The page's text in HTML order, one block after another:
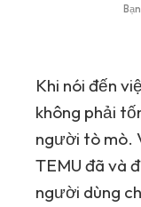
Khi nói đến
không phải
người tò mò.
TEMU đã và
người dùng